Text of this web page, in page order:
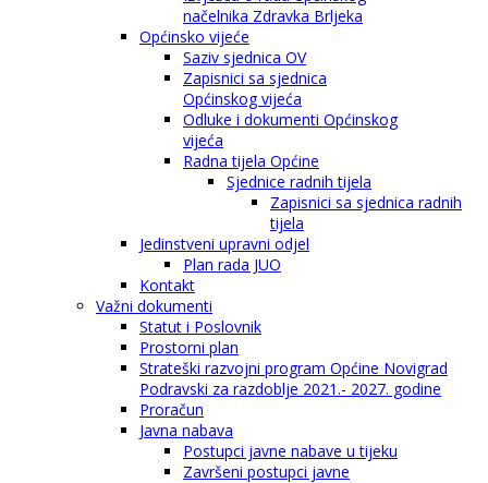
načelnika Zdravka Brljeka
Općinsko vijeće
Saziv sjednica OV
Zapisnici sa sjednica
Općinskog vijeća
Odluke i dokumenti Općinskog
vijeća
Radna tijela Općine
Sjednice radnih tijela
Zapisnici sa sjednica radnih
tijela
Jedinstveni upravni odjel
Plan rada JUO
Kontakt
Važni dokumenti
Statut i Poslovnik
Prostorni plan
Strateški razvojni program Općine Novigrad
Podravski za razdoblje 2021.- 2027. godine
Proračun
Javna nabava
Postupci javne nabave u tijeku
Završeni postupci javne